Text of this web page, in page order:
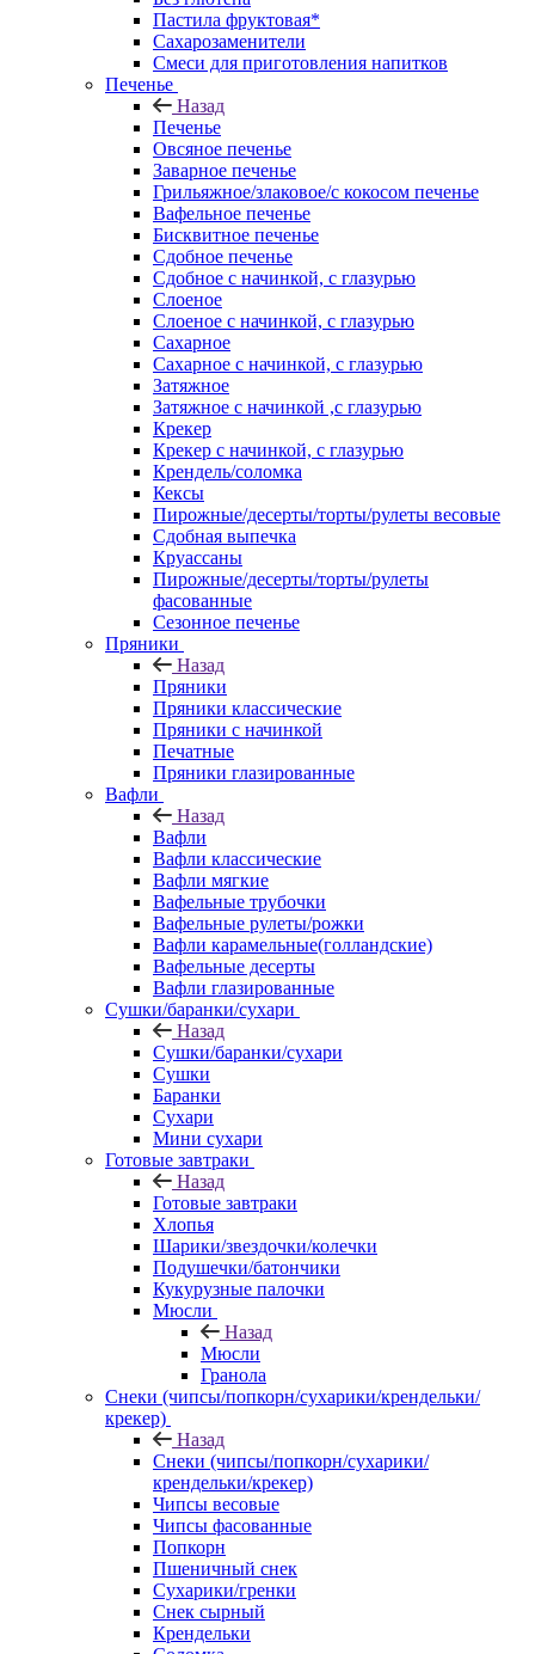
Пастила фруктовая*
Сахарозаменители
Смеси для приготовления напитков
Печенье
Назад
Печенье
Овсяное печенье
Заварное печенье
Грильяжное/злаковое/с кокосом печенье
Вафельное печенье
Бисквитное печенье
Сдобное печенье
Сдобное с начинкой, с глазурью
Слоеное
Слоеное с начинкой, с глазурью
Сахарное
Сахарное с начинкой, с глазурью
Затяжное
Затяжное с начинкой ,с глазурью
Крекер
Крекер с начинкой, с глазурью
Крендель/соломка
Кексы
Пирожные/десерты/торты/рулеты весовые
Сдобная выпечка
Круассаны
Пирожные/десерты/торты/рулеты
фасованные
Сезонное печенье
Пряники
Назад
Пряники
Пряники классические
Пряники с начинкой
Печатные
Пряники глазированные
Вафли
Назад
Вафли
Вафли классические
Вафли мягкие
Вафельные трубочки
Вафельные рулеты/рожки
Вафли карамельные(голландские)
Вафельные десерты
Вафли глазированные
Сушки/баранки/сухари
Назад
Сушки/баранки/сухари
Сушки
Баранки
Сухари
Мини сухари
Готовые завтраки
Назад
Готовые завтраки
Хлопья
Шарики/звездочки/колечки
Подушечки/батончики
Кукурузные палочки
Мюсли
Назад
Мюсли
Гранола
Снеки (чипсы/попкорн/сухарики/крендельки/
крекер)
Назад
Снеки (чипсы/попкорн/сухарики/
крендельки/крекер)
Чипсы весовые
Чипсы фасованные
Попкорн
Пшеничный снек
Сухарики/гренки
Снек сырный
Крендельки